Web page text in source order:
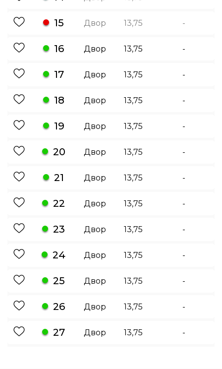
15 Двор 13,75 -
16 Двор 13,75 -
17 Двор 13,75 -
18 Двор 13,75 -
19 Двор 13,75 -
20 Двор 13,75 -
21 Двор 13,75 -
22 Двор 13,75 -
23 Двор 13,75 -
24 Двор 13,75 -
25 Двор 13,75 -
26 Двор 13,75 -
27 Двор 13,75 -